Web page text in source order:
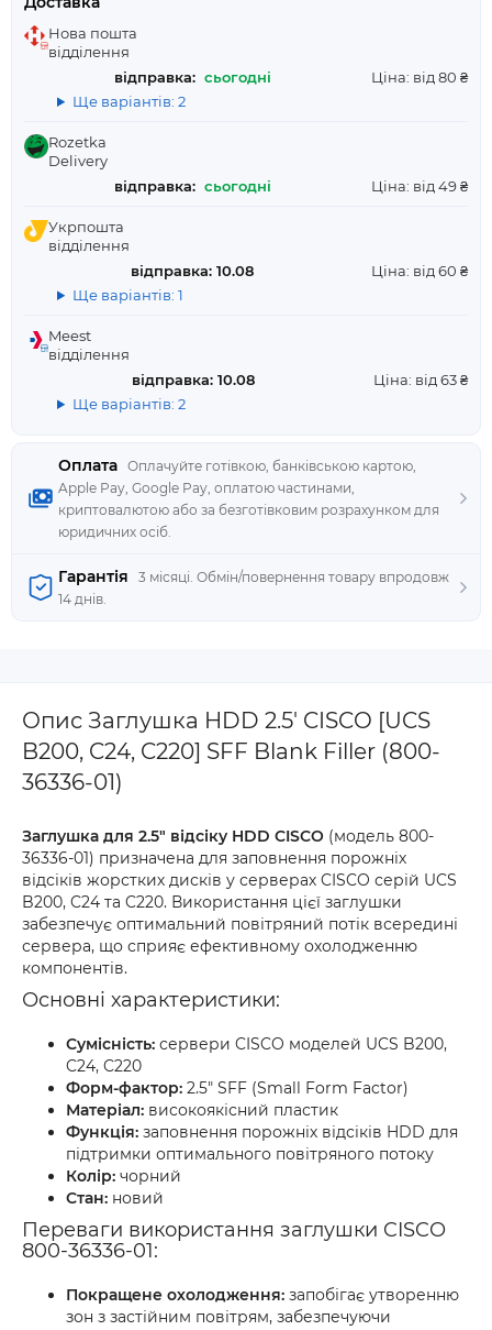
Оплата Оплачуйте готівкою, банківською картою,
Apple Pay, Google Pay, оплатою частинами,
криптовалютою або за безготівковим розрахунком для
юридичних осіб.
Нова пошта
відділення
відправка: сьогодні
Ціна: від 80 ₴
Ще варіантів: 2
Rozetka
Delivery
відправка: сьогодні Ціна: від 49 ₴
Укрпошта
відділення
відправка: 10.08
Ціна: від 60 ₴
Ще варіантів: 1
Meest
відділення
відправка: 10.08
Ціна: від 63 ₴
Ще варіантів: 2
Гарантія
3 місяці. Обмін/повернення товару впродовж
14 днів.
Опис Заглушка HDD 2.5' CISCO [UCS
B200, C24, C220] SFF Blank Filler (800-
36336-01)
Заглушка для 2.5" відсіку HDD CISCO (модель 800-
36336-01) призначена для заповнення порожніх
відсіків жорстких дисків у серверах CISCO серій UCS
B200, C24 та C220. Використання цієї заглушки
забезпечує оптимальний повітряний потік всередині
сервера, що сприяє ефективному охолодженню
компонентів.
Основні характеристики:
Сумісність: сервери CISCO моделей UCS B200,
C24, C220
Форм-фактор: 2.5" SFF (Small Form Factor)
Матеріал: високоякісний пластик
Функція: заповнення порожніх відсіків HDD для
підтримки оптимального повітряного потоку
Колір: чорний
Стан: новий
Переваги використання заглушки CISCO
800-36336-01:
Покращене охолодження: запобігає утворенню
зон з застійним повітрям, забезпечуючи